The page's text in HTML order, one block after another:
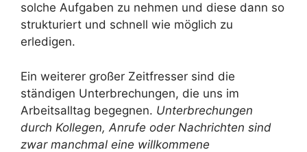
solche Aufgaben zu nehmen und diese dann so
strukturiert und schnell wie möglich zu
erledigen.
Ein weiterer großer Zeitfresser sind die
ständigen Unterbrechungen, die uns im
Arbeitsalltag begegnen. Unterbrechungen
durch Kollegen, Anrufe oder Nachrichten sind
zwar manchmal eine willkommene